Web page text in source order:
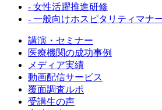
- 女性活躍推進研修
- 一般向けホスピタリティマナ
講演・セミナー
医療機関の成功事例
メディア実績
動画配信サービス
覆面調査ルポ
受講生の声